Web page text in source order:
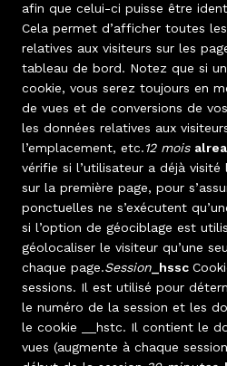
afin que celui-ci puisse être
Cela permet d’afficher toutes
relatives aux visiteurs sur les
tableau de bord. Notez que si
cookie, vous serez toujours en
de vues et de conversions de
les données relatives aux
l’emplacement, etc.12 mois
vérifie si l’utilisateur a déjà visité
sur la première page, pour
ponctuelles ne s’exécutent
si l’option de géociblage est
géolocaliser le visiteur qu’une
chaque page.Session _hssc
sessions. Il est utilisé pour
le numéro de la session et les
le cookie __hstc. Il contient le
vues (augmente à chaque